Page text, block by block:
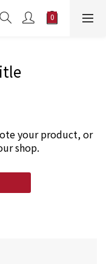
your product, or
shop.